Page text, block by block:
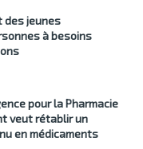
des jeunes
à besoins
pour la Pharmacie
veut rétablir un
en médicaments